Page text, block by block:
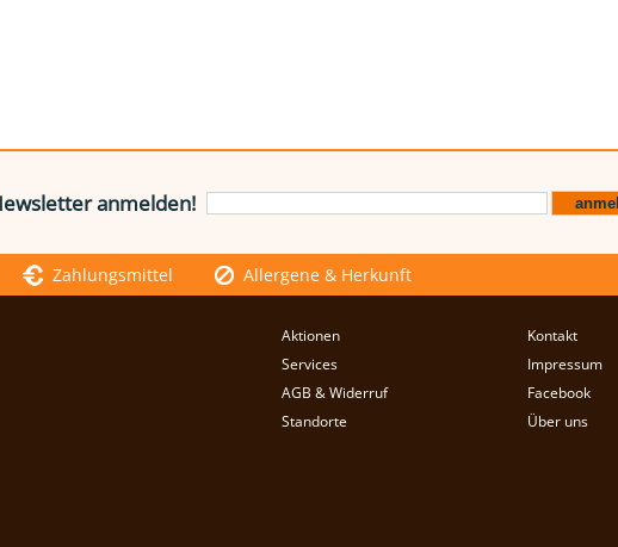
anmelden!
Zahlungsmittel Allergene & Herkunft
Aktionen Kontakt
Services
Impressum
AGB & Widerruf
Facebook
Standorte
Über uns